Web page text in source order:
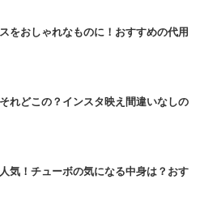
をおしゃれなものに！おすすめの代用
れどこの？インスタ映え間違いなしの
気！チューボの気になる中身は？おす